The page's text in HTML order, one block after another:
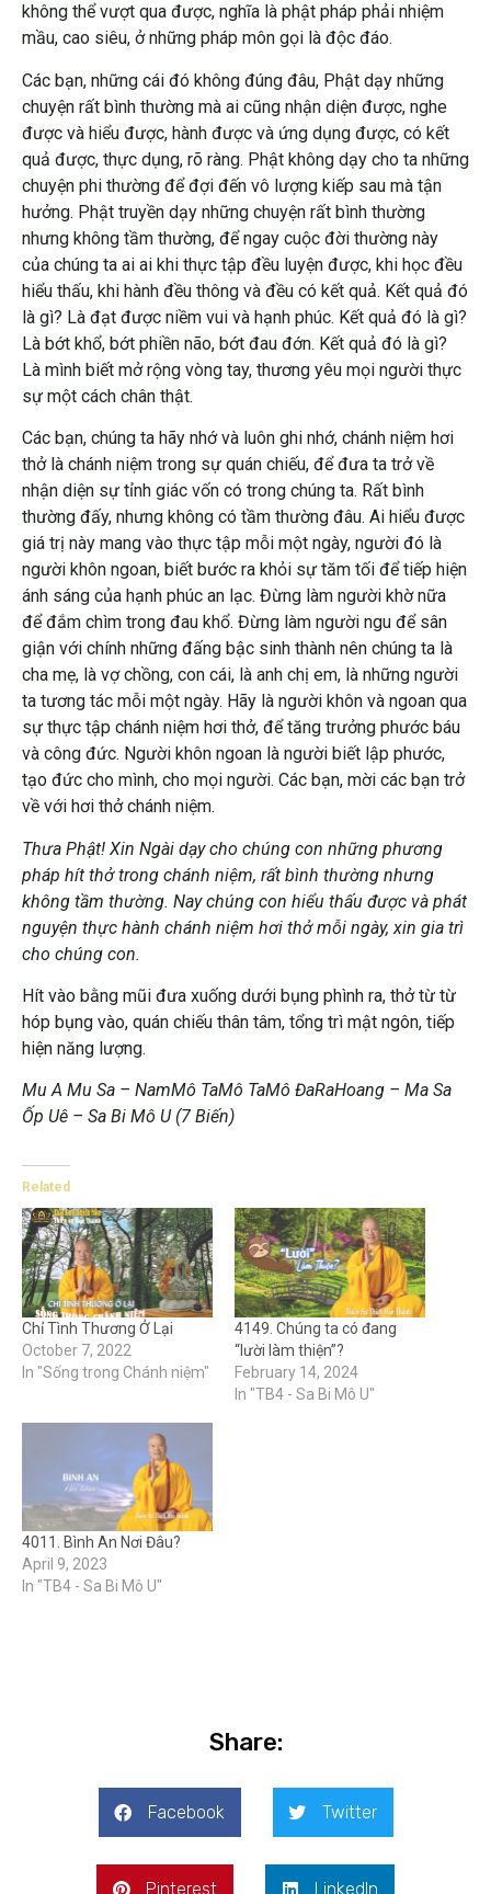
không thể vượt qua được, nghĩa là phật pháp phải nhiệm
mầu, cao siêu, ở những pháp môn gọi là độc đáo.
Các bạn, những cái đó không đúng đâu, Phật dạy những
chuyện rất bình thường mà ai cũng nhận diện được, nghe
được và hiểu được, hành được và ứng dụng được, có kết
quả được, thực dụng, rõ ràng. Phật không dạy cho ta những
chuyện phi thường để đợi đến vô lượng kiếp sau mà tận
hưởng. Phật truyền dạy những chuyện rất bình thường
nhưng không tầm thường, để ngay cuộc đời thường này
của chúng ta ai ai khi thực tập đều luyện được, khi học đều
hiểu thấu, khi hành đều thông và đều có kết quả. Kết quả đó
là gì? Là đạt được niềm vui và hạnh phúc. Kết quả đó là gì?
Là bớt khổ, bớt phiền não, bớt đau đớn. Kết quả đó là gì?
Là mình biết mở rộng vòng tay, thương yêu mọi người thực
sự một cách chân thật.
Các bạn, chúng ta hãy nhớ và luôn ghi nhớ, chánh niệm hơi
thở là chánh niệm trong sự quán chiếu, để đưa ta trở về
nhận diện sự tỉnh giác vốn có trong chúng ta. Rất bình
thường đấy, nhưng không có tầm thường đâu. Ai hiểu được
giá trị này mang vào thực tập mỗi một ngày, người đó là
người khôn ngoan, biết bước ra khỏi sự tăm tối để tiếp hiện
ánh sáng của hạnh phúc an lạc. Đừng làm người khờ nữa
để đắm chìm trong đau khổ. Đừng làm người ngu để sân
giận với chính những đấng bậc sinh thành nên chúng ta là
cha mẹ, là vợ chồng, con cái, là anh chị em, là những người
ta tương tác mỗi một ngày. Hãy là người khôn và ngoan qua
sự thực tập chánh niệm hơi thở, để tăng trưởng phước báu
và công đức. Người khôn ngoan là người biết lập phước,
tạo đức cho mình, cho mọi người. Các bạn, mời các bạn trở
về với hơi thở chánh niệm.
Thưa Phật! Xin Ngài dạy cho chúng con những phương
pháp hít thở trong chánh niệm, rất bình thường nhưng
không tầm thường. Nay chúng con hiểu thấu được và phát
nguyện thực hành chánh niệm hơi thở mỗi ngày, xin gia trì
cho chúng con.
Hít vào bằng mũi đưa xuống dưới bụng phình ra, thở từ từ
hóp bụng vào, quán chiếu thân tâm, tổng trì mật ngôn, tiếp
hiện năng lượng.
Mu A Mu Sa – NamMô TaMô TaMô ĐaRaHoang – Ma Sa
Ốp Uê – Sa Bi Mô U (7 Biến)
Related
Chỉ Tình Thương Ở Lại
October 7, 2022
In "Sống trong Chánh niệm"
4149. Chúng ta có đang
“lười làm thiện”?
February 14, 2024
In "TB4 - Sa Bi Mô U"
4011. Bình An Nơi Đâu?
April 9, 2023
In "TB4 - Sa Bi Mô U"
Share:
Facebook Twitter
Pinterest LinkedIn